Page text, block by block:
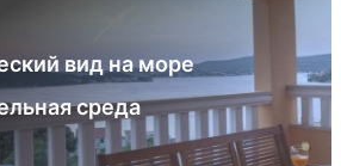
вид на море
среда